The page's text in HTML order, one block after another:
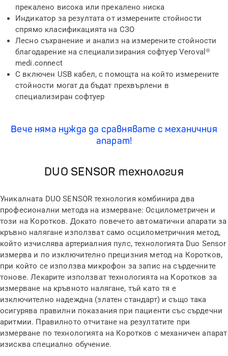
прекалено висока или прекалено ниска
Индикатор за резултата от измерените стойности
спрямо класификацията на СЗО
Лесно съхранение и анализ на измерените стойности
благодарение на специализирания софтуер Veroval®
medi.connect
С включен USB кабел, с помощта на който измерените
стойности могат да бъдат прехвърлени в
специализиран софтуер
DUO SENSOR технология
Вече няма нужда да сравнявате с механичния
апарат!
Уникалната DUO SENSOR технология комбинира два
професионални метода на измерване: Осцилометричен и
този на Коротков. Докато повечето автоматични апарати за
кръвно налягане използват само осцилометричния метод,
който изчислява артериалния пулс, технологията Duo Sensor
измерва и по изключително прецизния метод на Коротков,
при който се използва микрофон за запис на сърдечните
тонове. Лекарите използват технологията на Коротков за
измерване на кръвното налягане, тъй като тя е
изключително надеждна (златен стандарт) и също така
осигурява правилни показания при пациенти със сърдечни
аритмии. Правилното отчитане на резултатите при
измерване по технологията на Коротков с механичен апарат
изисква специално обучение.